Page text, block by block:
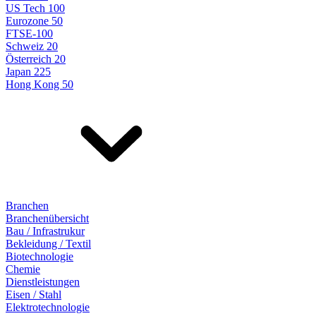
US Tech 100
Eurozone 50
FTSE-100
Schweiz 20
Österreich 20
Japan 225
Hong Kong 50
Branchen
Branchenübersicht
Bau / Infrastrukur
Bekleidung / Textil
Biotechnologie
Chemie
Dienstleistungen
Eisen / Stahl
Elektrotechnologie